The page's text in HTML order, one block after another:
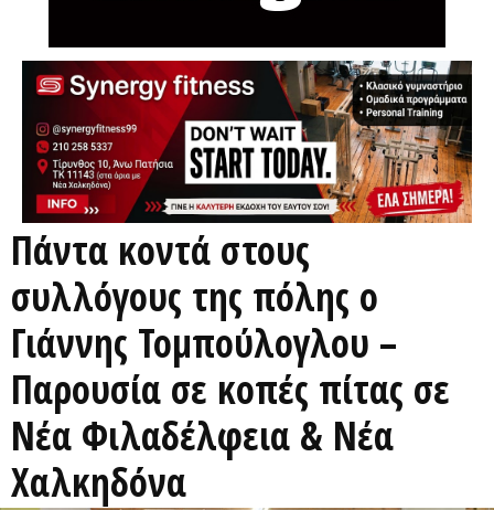
Πάντα κοντά στους
συλλόγους της πόλης ο
Γιάννης Τομπούλογλου –
Παρουσία σε κοπές πίτας σε
Νέα Φιλαδέλφεια & Νέα
Χαλκηδόνα